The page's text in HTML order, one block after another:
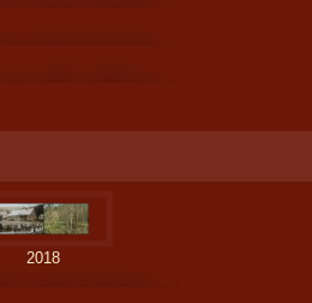
2018